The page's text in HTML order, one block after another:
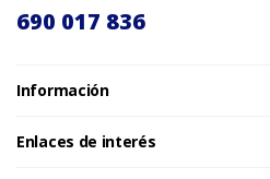
690 017 836
Información
Enlaces de interés